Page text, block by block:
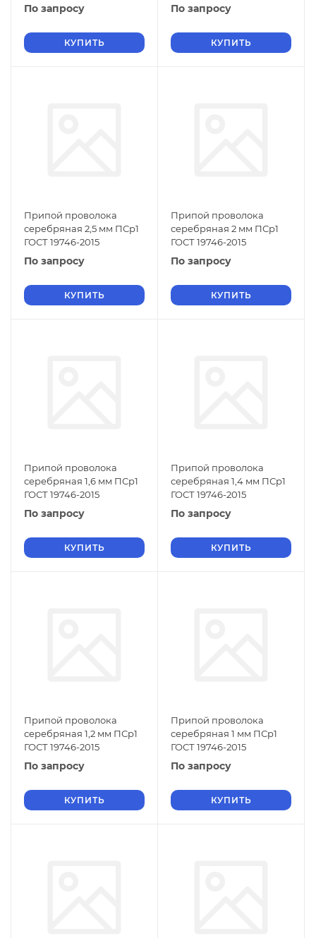
По запросу
КУПИТЬ
По запросу
КУПИТЬ
Припой проволока
серебряная 2,5 мм ПСр1
ГОСТ 19746-2015
По запросу
КУПИТЬ
Припой проволока
серебряная 2 мм ПСр1
ГОСТ 19746-2015
По запросу
КУПИТЬ
Припой проволока
серебряная 1,6 мм ПСр1
ГОСТ 19746-2015
По запросу
КУПИТЬ
Припой проволока
серебряная 1,4 мм ПСр1
ГОСТ 19746-2015
По запросу
КУПИТЬ
Припой проволока
серебряная 1,2 мм ПСр1
ГОСТ 19746-2015
По запросу
КУПИТЬ
Припой проволока
серебряная 1 мм ПСр1
ГОСТ 19746-2015
По запросу
КУПИТЬ